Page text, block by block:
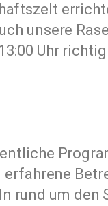
unsere
Uhr
rund um den